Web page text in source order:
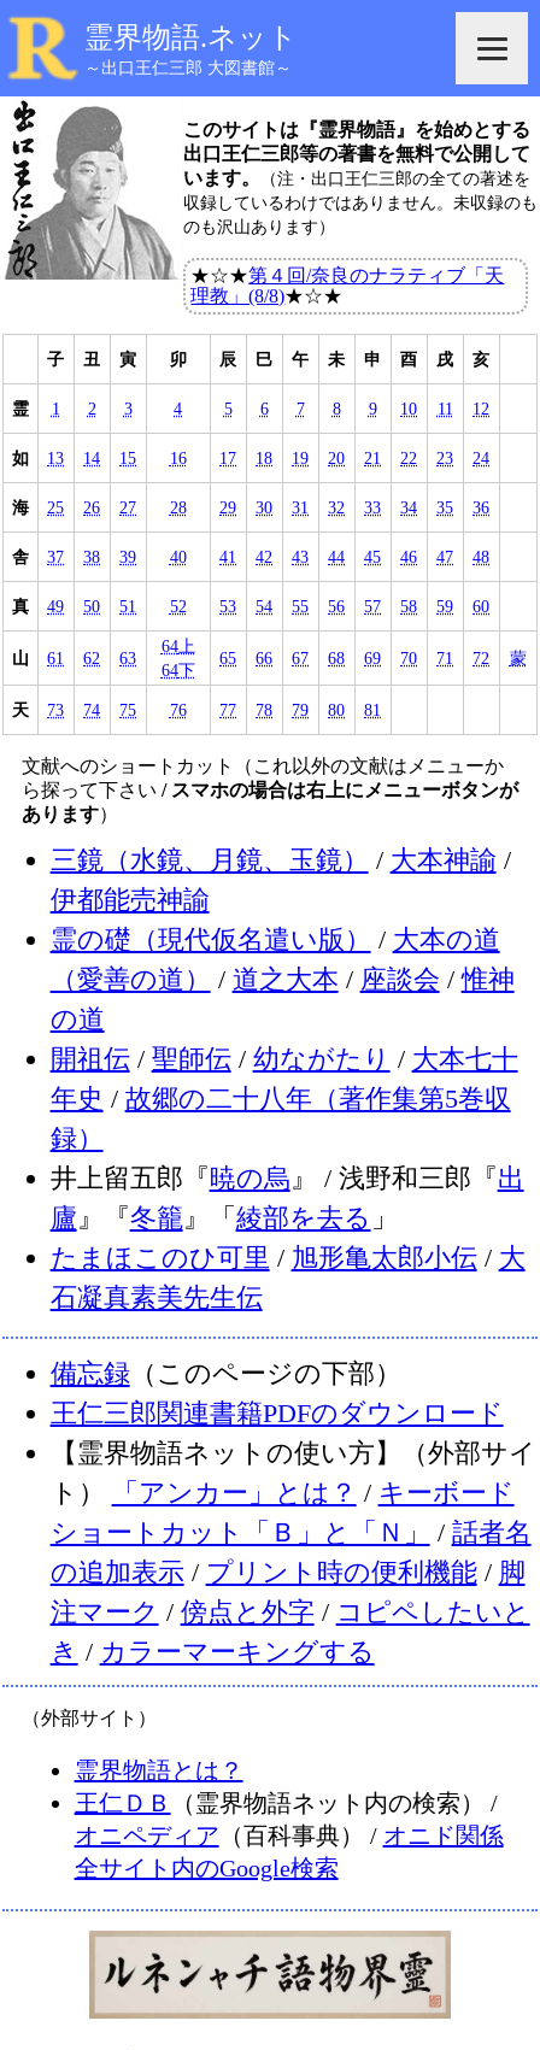
霊界物語.ネット
～出口王仁三郎 大図書館～
このサイトは『霊界物語』を始めとする
出口王仁三郎等の著書を無料で公開して
います。
（注・出口王仁三郎の全ての著述を
収録しているわけではありません。未収録のも
のも沢山あります）
★☆★第４回/奈良のナラティブ「天
理教」(8/8)★☆★
子 丑 寅 卯 辰 巳 午 未 申 酉 戌 亥
霊 1 2 3 4 5 6 7 8 9 10 11 12
如 13 14 15 16 17 18 19 20 21 22 23 24
海 25 26 27 28 29 30 31 32 33 34 35 36
舎 37 38 39 40 41 42 43 44 45 46 47 48
真 49 50 51 52 53 54 55 56 57 58 59 60
山 61 62 63
64上
64下
65 66 67 68 69 70 71 72 蒙
天 73 74 75 76 77 78 79 80 81
文献へのショートカット（これ以外の文献はメニューか
ら探って下さい / スマホの場合は右上にメニューボタンが
あります）
三鏡（水鏡、月鏡、玉鏡） / 大本神諭 /
伊都能売神諭
霊の礎（現代仮名遣い版）
/ 大本の道
（愛善の道）
/ 道之大本 / 座談会 /惟神
の道
開祖伝/ 聖師伝/ 幼ながたり / 大本七十
年史 / 故郷の二十八年（著作集第5巻収
録）
井上留五郎『暁の烏』 / 浅野和三郎『出
廬』『冬籠』「 綾部を去る 」
たまほこのひ可里 / 旭形亀太郎小伝/ 大
石凝真素美先生伝
備忘録（このページの下部）
王仁三郎関連書籍PDFのダウンロード
【霊界物語ネットの使い方】（外部サイ
ト）
「アンカー」とは？ / キーボード
ショートカット「Ｂ」と「Ｎ」
/ 話者名
の追加表示/ プリント時の便利機能/ 脚
注マーク / 傍点と外字/ コピペしたいと
き / カラーマーキングする
（外部サイト）
霊界物語とは？
王仁ＤＢ
（霊界物語ネット内の検索） /
オニペディア （百科事典） / オニド関係
全サイト内のGoogle検索